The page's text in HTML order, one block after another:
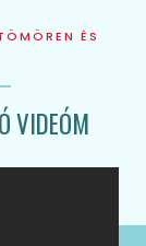
ÉS
VIDEÓM